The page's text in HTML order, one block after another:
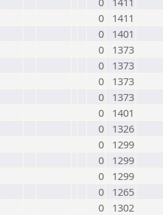
0
1411
0
1401
0
1373
0
1373
0
1373
0
1373
0
1401
0
1326
0
1299
0
1299
0
1299
0
1265
0
1302